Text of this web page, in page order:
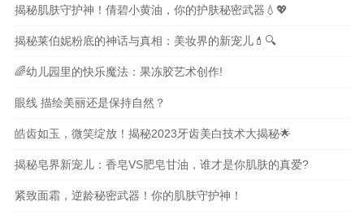
揭秘肌肤守护神！倩碧小黄油，你的护肤秘密武器💧💖
揭秘莱伯妮粉底的神话与真相：美妆界的新宠儿💄🔍
🌈幼儿园里的快乐魔法：果冻胶艺术创作!
眼线 描绘美丽还是保持自然？
皓齿如玉，微笑绽放！揭秘2023牙齿美白技术大揭秘🌟
揭秘皂界新宠儿：香皂VS肥皂甘油，谁才是你肌肤的真爱?
紧致面霜，逆龄秘密武器！你的肌肤守护神！